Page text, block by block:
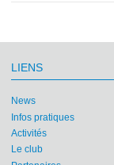
LIENS
News
Infos pratiques
Activités
Le club